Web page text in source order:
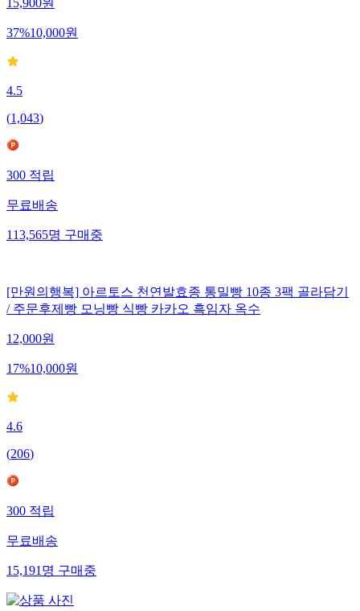
15,900원
37%10,000원
4.5
(1,043)
300 적립
무료배송
113,565명 구매중
[만원의행복] 아르토스 천연발효종 통밀빵 10종 3팩 골라담기
/ 주문후제빵 모닝빵 식빵 카카오 흑임자 옥수
12,000원
17%10,000원
4.6
(206)
300 적립
무료배송
15,191 명 구매중